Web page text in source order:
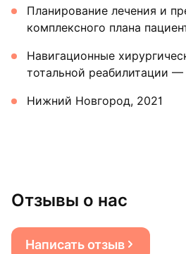
Планирование лечения и
комплексного плана
Навигационные
тотальной реабилитации
Нижний Новгород, 2021
Отзывы о нас
Написать отзыв